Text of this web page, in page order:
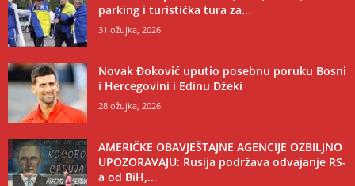
parking i turistička tura za...
31 ožujka, 2026
Novak Đoković uputio posebnu poruku Bosni
i Hercegovini i Edinu Džeki
28 ožujka, 2026
AMERIČKE OBAVJEŠTAJNE AGENCIJE OZBILJNO
UPOZORAVAJU: Rusija podržava odvajanje RS-
a od BiH,...